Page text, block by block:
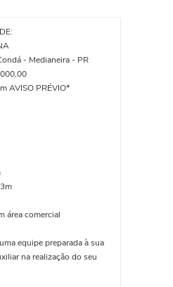
- Medianeira - PR
AVISO PRÉVIO*
área comercial
equipe preparada à sua
na realização do seu